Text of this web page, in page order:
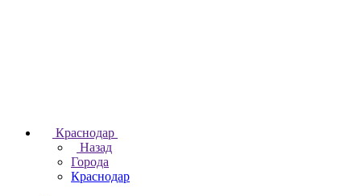
Краснодар
Назад
Города
Краснодар